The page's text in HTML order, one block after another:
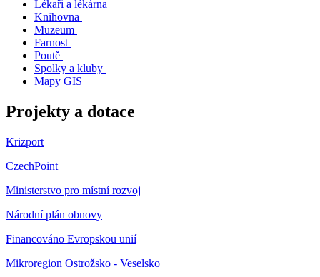
Lékaři a lékárna
Knihovna
Muzeum
Farnost
Poutě
Spolky a kluby
Mapy GIS
Projekty a dotace
Krizport
CzechPoint
Ministerstvo pro místní rozvoj
Národní plán obnovy
Financováno Evropskou unií
Mikroregion Ostrožsko - Veselsko